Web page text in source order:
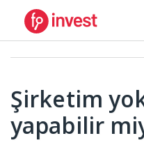
Şirketim
yapabilir